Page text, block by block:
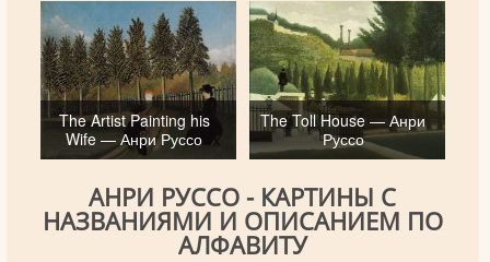
The Artist Painting his
Wife — Анри Руссо
The Toll House — Анри
Руссо
АНРИ РУССО - КАРТИНЫ С
НАЗВАНИЯМИ И ОПИСАНИЕМ ПО
АЛФАВИТУ